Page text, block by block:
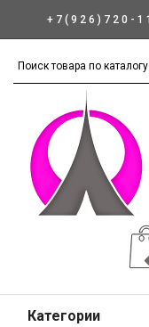
+7(926)720-
Категории